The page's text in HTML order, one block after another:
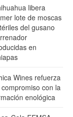
libera
lote de moscas
del gusano
en
Wines refuerza
con la
enológica